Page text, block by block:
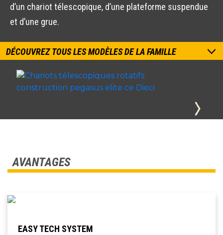
d’un chariot télescopique, d’une plateforme suspendue
et d’une grue.
DÉCOUVREZ TOUS LES MODÈLES DE LA FAMILLE
AVANTAGES
EASY TECH SYSTEM